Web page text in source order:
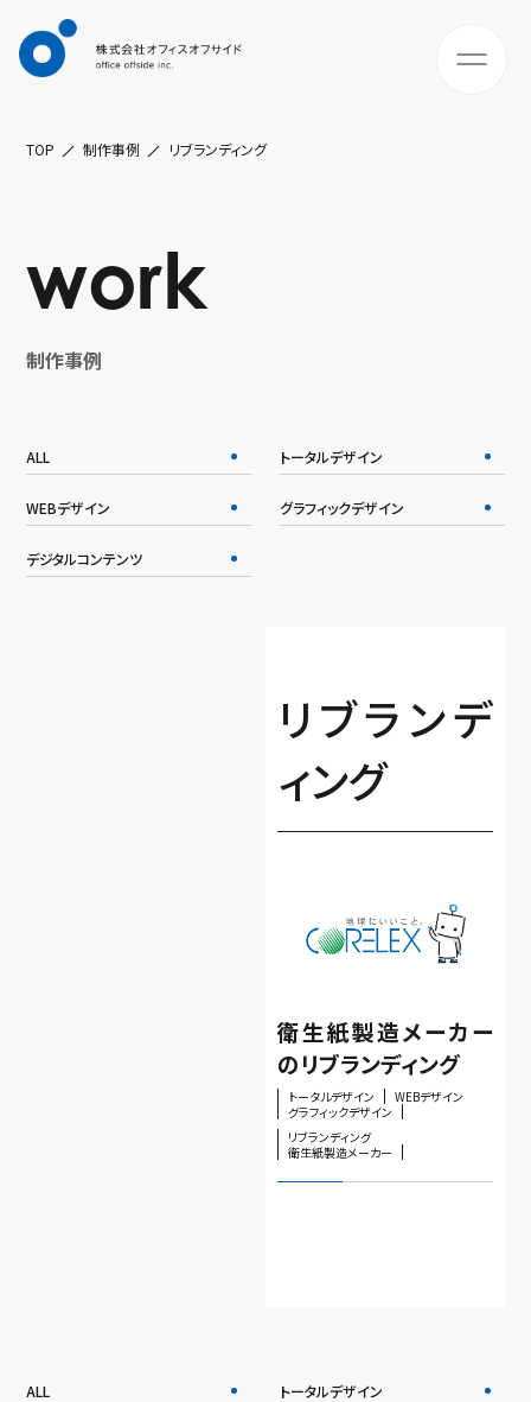
TOP 制作事例 リブランディング
work
制作事例
ALL トータルデザイン
WEBデザイン グラフィックデザイン
デジタルコンテンツ
リブランデ
ィング
衛生紙製造メーカー
のリブランディング
トータルデザイン
WEBデザイン
グラフィックデザイン
リブランディング
衛生紙製造メーカー
ALL トータルデザイン